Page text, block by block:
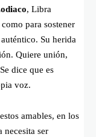
, Libra
para sostener
Su herida
Quiere unión,
dice que es
voz.
amables, en los
ser